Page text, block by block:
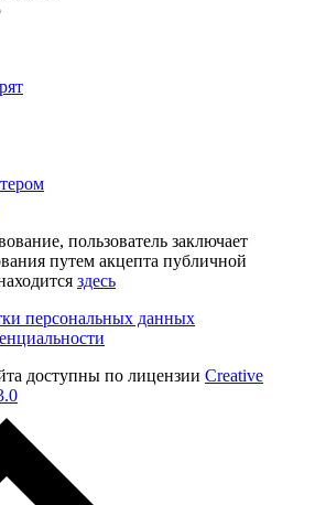
пользователь заключает
путем акцепта публичной
здесь
персональных данных
доступны по лицензии Creative